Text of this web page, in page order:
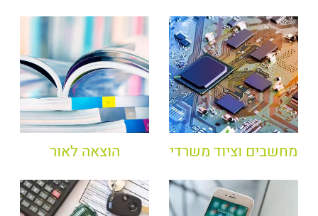
מחשבים וציוד משרדי הוצאה לאור